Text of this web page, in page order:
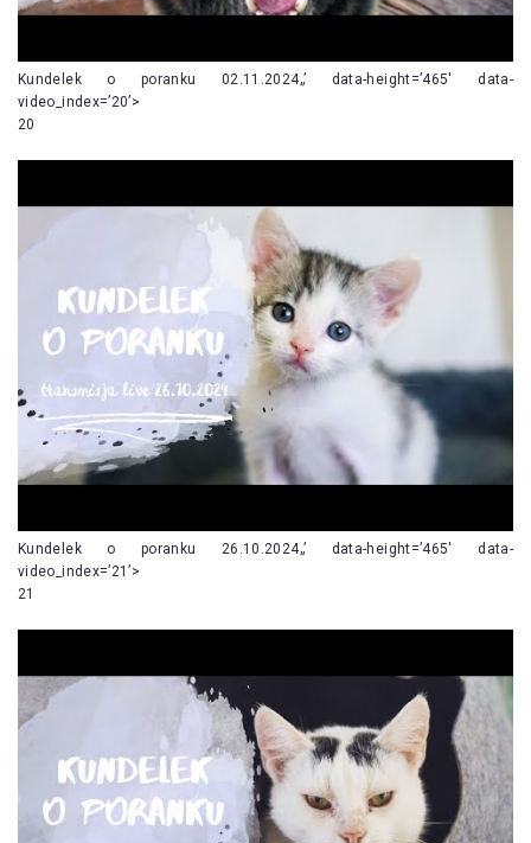
Kundelek o poranku 02.11.2024„’ data-height=’465′ data-
video_index=’20’>
20
Kundelek o poranku 26.10.2024„’ data-height=’465′ data-
video_index=’21’>
21